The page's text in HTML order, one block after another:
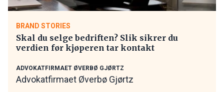
BRAND STORIES
Skal du selge bedriften? Slik sikrer du
verdien før kjøperen tar kontakt
ADVOKATFIRMAET ØVERBØ GJØRTZ
Advokatfirmaet Øverbø Gjørtz